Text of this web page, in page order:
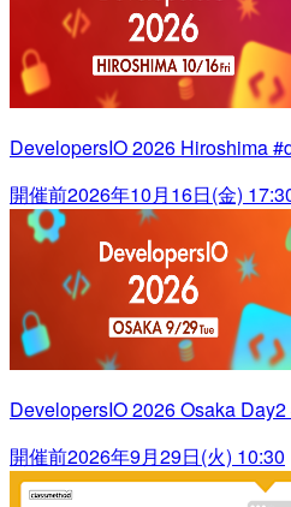
DevelopersIO 2026 Hiroshima
開催前2026年10月16日(金)
DevelopersIO 2026 Osaka
開催前2026年9月29日(火) 10:30